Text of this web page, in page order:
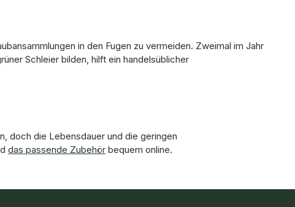
in den Fugen zu vermeiden. Zweimal im Jahr
Schleier bilden, hilft ein handelsüblicher
doch die Lebensdauer und die geringen
das passende Zubehör bequem online.